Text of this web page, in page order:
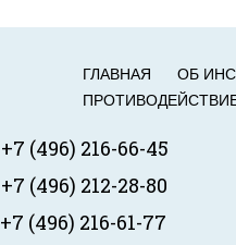
ГЛАВНАЯ ОБ
+7 (496) 216-66-45
+7 (496) 212-28-80
+7 (496) 216-61-77